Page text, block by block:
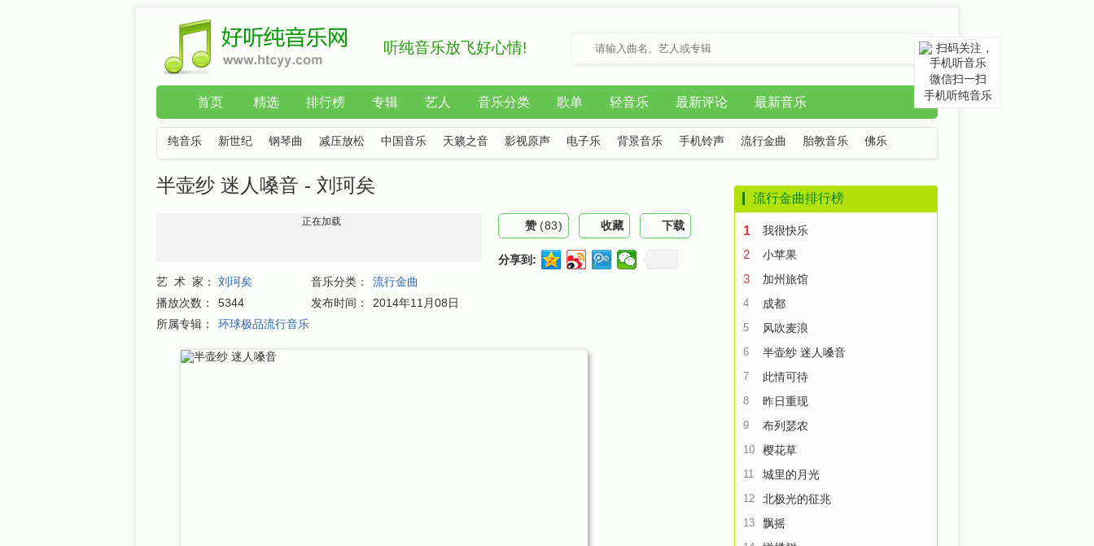
听纯音乐放飞好心情!
首页 精选 排行榜 专辑 艺人 音乐分类 歌单 轻音乐 最新评论 最新音乐
纯音乐 新世纪 钢琴曲 减压放松 中国音乐 天籁之音 影视原声 电子乐 背景音乐 手机铃声 流行金曲 胎教音乐 佛乐
半壶纱 迷人嗓音 - 刘珂矣
正在加载
艺 术 家： 刘珂矣 音乐分类：
流行金曲
播放次数：
5344 发布时间：
2014年11月08日
所属专辑：
环球极品流行音乐
赞 (83) 收藏 下载
分享到:
流行金曲排行榜
1 我很快乐
2 小苹果
3 加州旅馆
4 成都
5 风吹麦浪
6 半壶纱 迷人嗓音
7 此情可待
8 昨日重现
9 布列瑟农
10 樱花草
11 城里的月光
12 北极光的征兆
13 飘摇
微信扫一扫
手机听纯音乐